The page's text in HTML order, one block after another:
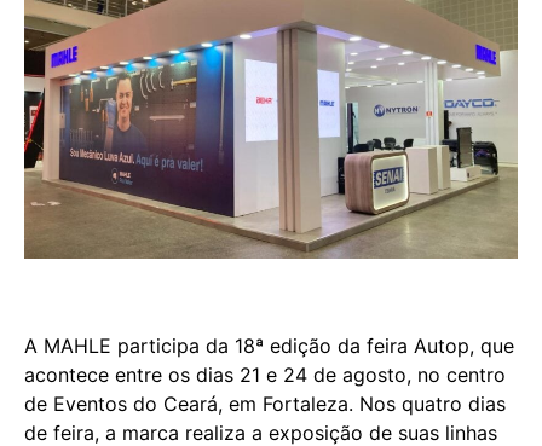
A MAHLE participa da 18ª edição da feira Autop, que
acontece entre os dias 21 e 24 de agosto, no centro
de Eventos do Ceará, em Fortaleza. Nos quatro dias
de feira, a marca realiza a exposição de suas linhas